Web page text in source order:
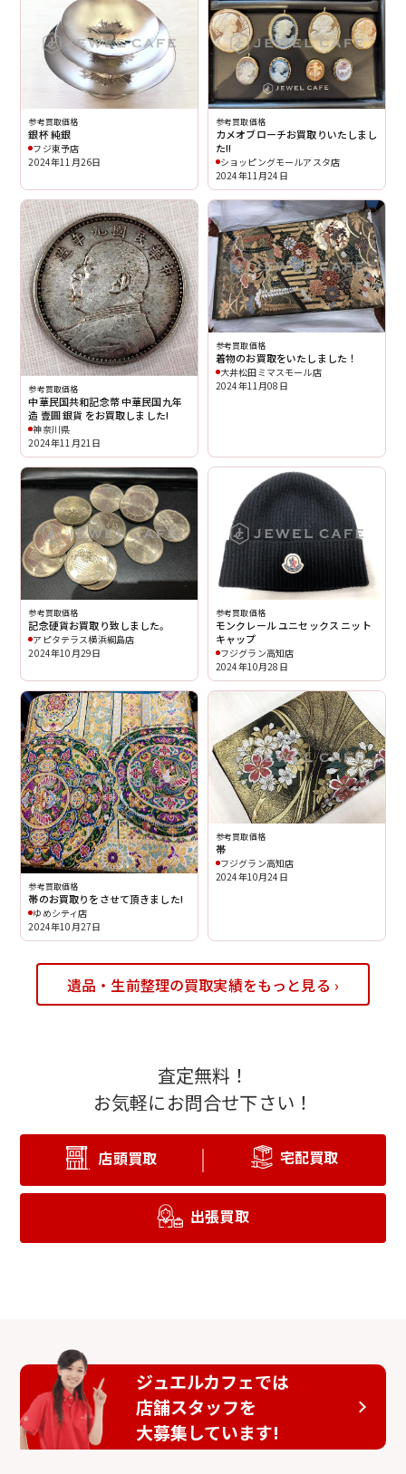
参考買取価格
銀杯 純銀
フジ東予店
2024年11月26日
参考買取価格
カメオブローチお買取りいたしまし
た!!
ショッピングモールアスタ店
2024年11月24日
参考買取価格
中華民国共和記念幣 中華民国九年
造 壹圓 銀貨 をお買取しました!
神奈川県
2024年11月21日
参考買取価格
着物のお買取をいたしました！
大井松田ミマスモール店
2024年11月08日
参考買取価格
記念硬貨お買取り致しました。
アピタテラス横浜綱島店
2024年10月29日
参考買取価格
モンクレール ユニセックス ニット
キャップ
フジグラン高知店
2024年10月28日
参考買取価格
帯のお買取りをさせて頂きました!
ゆめシティ店
2024年10月27日
参考買取価格
帯
フジグラン高知店
2024年10月24日
遺品・生前整理の買取実績をもっと見る ›
査定無料！
お気軽にお問合せ下さい！
店頭買取 宅配買取
出張買取
ジュエルカフェでは
店舗スタッフを
大募集しています!